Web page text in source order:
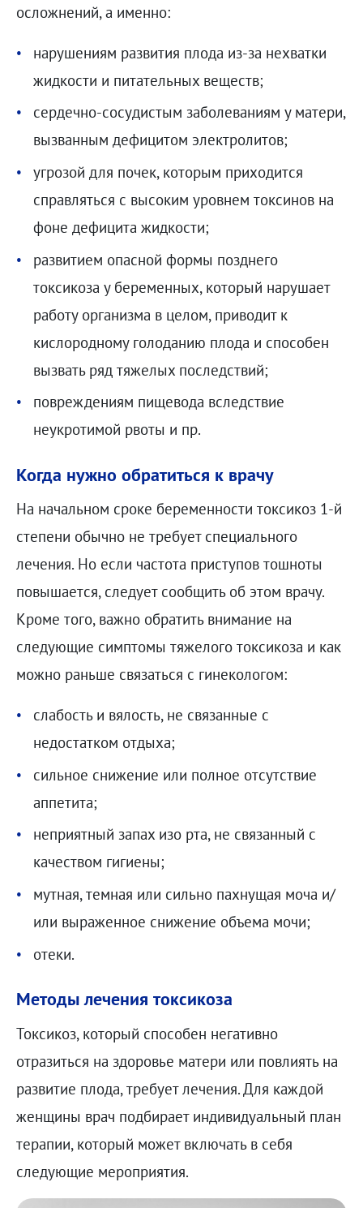
осложнений, а именно:
нарушениям развития плода из-за нехватки
жидкости и питательных веществ;
сердечно-сосудистым заболеваниям у матери,
вызванным дефицитом электролитов;
угрозой для почек, которым приходится
справляться с высоким уровнем токсинов на
фоне дефицита жидкости;
развитием опасной формы позднего
токсикоза у беременных, который нарушает
работу организма в целом, приводит к
кислородному голоданию плода и способен
вызвать ряд тяжелых последствий;
повреждениям пищевода вследствие
неукротимой рвоты и пр.
Когда нужно обратиться к врачу
На начальном сроке беременности токсикоз 1-й
степени обычно не требует специального
лечения. Но если частота приступов тошноты
повышается, следует сообщить об этом врачу.
Кроме того, важно обратить внимание на
следующие симптомы тяжелого токсикоза и как
можно раньше связаться с гинекологом:
слабость и вялость, не связанные с
недостатком отдыха;
сильное снижение или полное отсутствие
аппетита;
неприятный запах изо рта, не связанный с
качеством гигиены;
мутная, темная или сильно пахнущая моча и/
или выраженное снижение объема мочи;
отеки.
Методы лечения токсикоза
Токсикоз, который способен негативно
отразиться на здоровье матери или повлиять на
развитие плода, требует лечения. Для каждой
женщины врач подбирает индивидуальный план
терапии, который может включать в себя
следующие мероприятия.